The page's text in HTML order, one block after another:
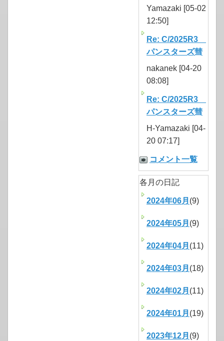
Yamazaki [05-02
12:50]
Re: C/2025R3
パンスターズ彗
nakanek [04-20
08:08]
Re: C/2025R3
パンスターズ彗
H-Yamazaki [04-
20 07:17]
コメント一覧
各月の日記
2024年06月 (9)
2024年05月 (9)
2024年04月 (11)
2024年03月 (18)
2024年02月 (11)
2024年01月 (19)
2023年12月 (9)